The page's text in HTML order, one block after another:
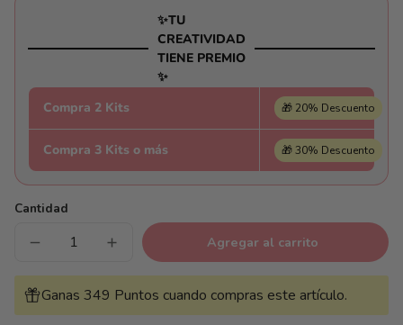
✨TU
CREATIVIDAD
TIENE PREMIO
✨
Compra 2 Kits
🎁 20% Descuento
Compra 3 Kits o más 🎁 30% Descuento
Cantidad
Reducir
para
Ventana
Amarilla
-
Aumentar
cantidad
para
Ventana
Amarilla
-
Agregar al carrito
Ganas 349 Puntos cuando compras este artículo.